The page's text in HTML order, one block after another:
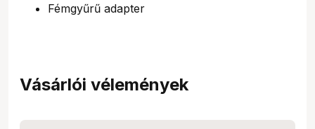
Fémgyűrű adapter
Vásárlói vélemények